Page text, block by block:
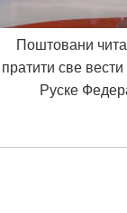
Поштовани
пратити све
Руске